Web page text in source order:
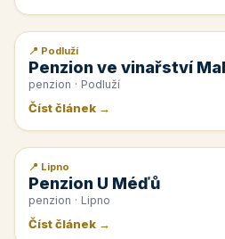
📰 PR článek
📍 Podluží
Penzion ve vinařství
penzion · Podluží
Číst článek →
📰 PR článek
📍 Lipno
Penzion U Méďů
penzion · Lipno
Číst článek →